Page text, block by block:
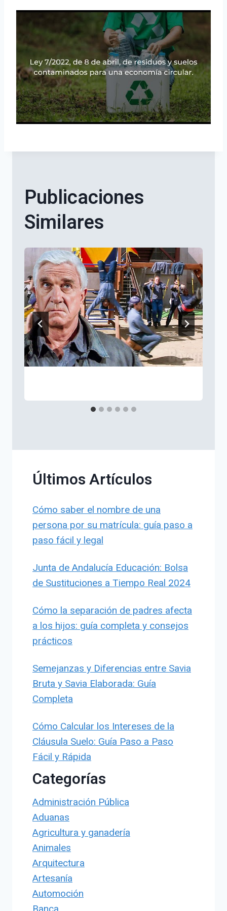
Publicaciones
Similares
Últimos Artículos
Cómo saber el nombre de una
persona por su matrícula: guía paso a
paso fácil y legal
Junta de Andalucía Educación: Bolsa
de Sustituciones a Tiempo Real 2024
Cómo la separación de padres afecta
a los hijos: guía completa y consejos
prácticos
Semejanzas y Diferencias entre Savia
Bruta y Savia Elaborada: Guía
Completa
Cómo Calcular los Intereses de la
Cláusula Suelo: Guía Paso a Paso
Fácil y Rápida
Categorías
Administración Pública
Aduanas
Agricultura y ganadería
Animales
Arquitectura
Artesanía
Automoción
Banca